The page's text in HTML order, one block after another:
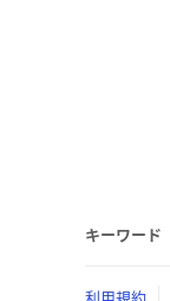
キーワード